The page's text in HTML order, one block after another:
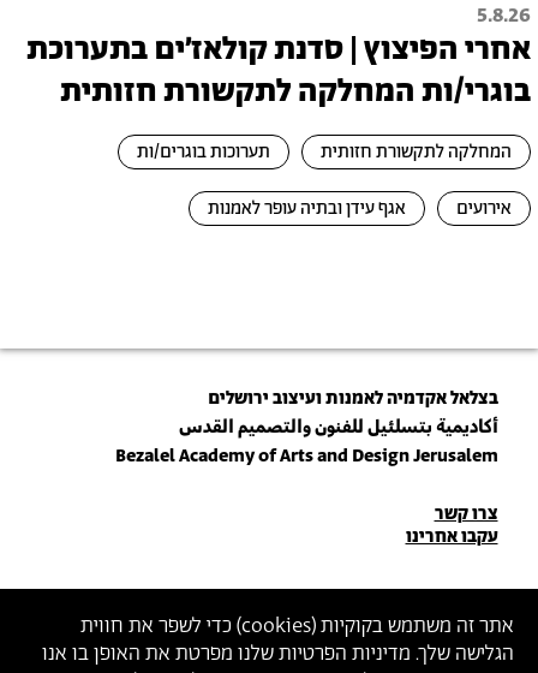
אתר זה משתמש בקוקיות (cookies) כדי לשפר את חווית
הגלישה שלך. מדיניות הפרטיות שלנו מפרטת את האופן בו אנו
5.8.26
אחרי הפיצוץ | סדנת קולאז׳ים בתערוכת
בוגרי/ות המחלקה לתקשורת חזותית
המחלקה לתקשורת חזותית תערוכות בוגרים/ות
אירועים אגף עידן ובתיה עופר לאמנות
בצלאל אקדמיה לאמנות ועיצוב ירושלים
أكاديمية بتسلئيل للفنون والتصميم القدس
Bezalel Academy of Arts and Design Jerusalem
פרטי
קשר
צרו קשר
עקבו אחרינו
הצטרפו לניוזלטר שלנו